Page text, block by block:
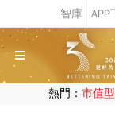
熱門： 市值